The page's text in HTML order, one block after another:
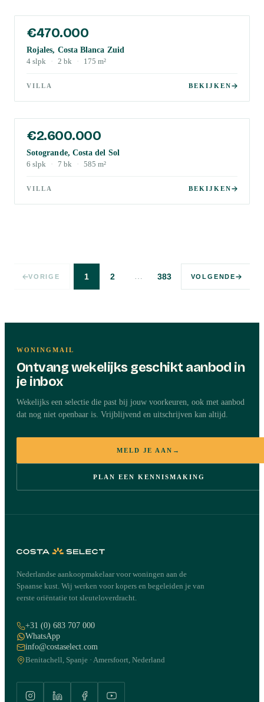
€470.000
Rojales, Costa Blanca Zuid
4 slpk · 2 bk · 175 m²
VILLA BEKIJKEN
€2.600.000
Sotogrande, Costa del Sol
6 slpk · 7 bk · 585 m²
VILLA BEKIJKEN
VORIGE 1 2 … 383 VOLGENDE
WONINGMAIL
Ontvang wekelijks geschikt aanbod in
je inbox
Wekelijks een selectie die past bij jouw voorkeuren, ook met aanbod
dat nog niet openbaar is. Vrijblijvend en uitschrijven kan altijd.
MELD JE AAN →
PLAN EEN KENNISMAKING
Nederlandse aankoopmakelaar voor woningen aan de
Spaanse kust. Wij werken voor kopers en begeleiden je van
eerste oriëntatie tot sleuteloverdracht.
+31 (0) 683 707 000
WhatsApp
info@costaselect.com
Benitachell, Spanje · Amersfoort, Nederland